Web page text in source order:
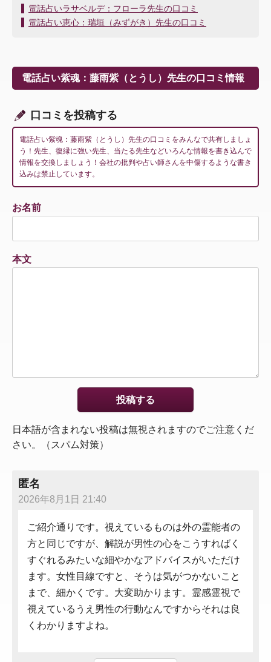
投
稿
ー
シ
ン
電話占いラサベルデ：フローラ先生の口コミ
電話占い恵心：瑞垣（みずがき）先生の口コミ
電話占い紫魂：藤雨紫（とうし）先生の口コミ情報
口コミを投稿する
電話占い紫魂：藤雨紫（とうし）先生の口コミをみんなで共有しましょ
う！先生、復縁に強い先生、当たる先生などいろんな情報を書き込んで
情報を交換しましょう！会社の批判や占い師さんを中傷するような書き
込みは禁止しています。
お名前
本文
日本語が含まれない投稿は無視されますのでご注意くだ
さい。（スパム対策）
匿名
2026年8月1日 21:40
ご紹介通りです。視えているものは外の霊能者の
方と同じですが、解説が男性の心をこうすればく
すぐれるみたいな細やかなアドバイスがいただけ
ます。女性目線ですと、そうは気がつかないこと
まで、細かくです。大変助かります。霊感霊視で
視えているうえ男性の行動なんですからそれは良
くわかりますよね。